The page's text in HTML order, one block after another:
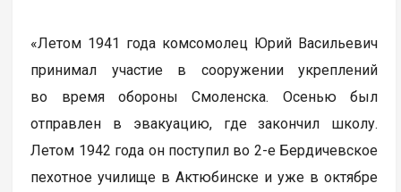
«Летом 1941 года комсомолец Юрий Васильевич
принимал участие в сооружении укреплений
во время обороны Смоленска. Осенью был
отправлен в эвакуацию, где закончил школу.
Летом 1942 года он поступил во 2-е Бердичевское
пехотное училище в Актюбинске и уже в октябре